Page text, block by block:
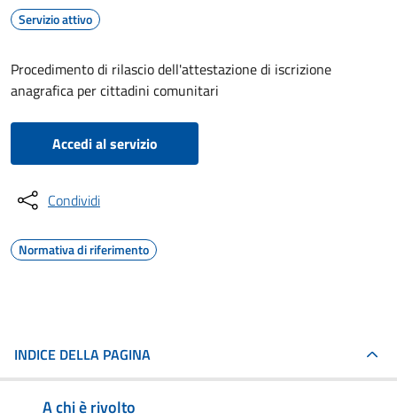
Servizio attivo
Procedimento di rilascio dell'attestazione di iscrizione
anagrafica per cittadini comunitari
Accedi al servizio
Condividi
Normativa di riferimento
INDICE DELLA PAGINA
A chi è rivolto